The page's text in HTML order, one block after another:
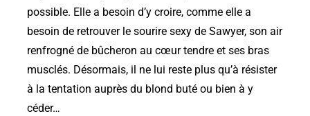
possible. Elle a besoin d’y croire, comme elle a
besoin de retrouver le sourire sexy de Sawyer, son air
renfrogné de bûcheron au cœur tendre et ses bras
musclés. Désormais, il ne lui reste plus qu’à résister
à la tentation auprès du blond buté ou bien à y
céder…